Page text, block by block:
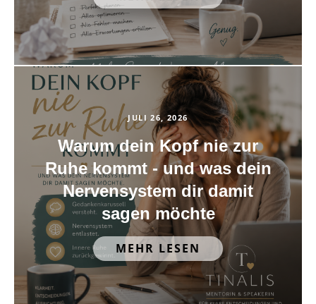
JULI 26, 2026
Warum dein Kopf nie zur
Ruhe kommt - und was dein
Nervensystem dir damit
sagen möchte
MEHR LESEN